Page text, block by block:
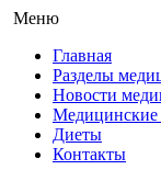
Меню
Главная
Разделы
Новости
Медицинские
Диеты
Контакты